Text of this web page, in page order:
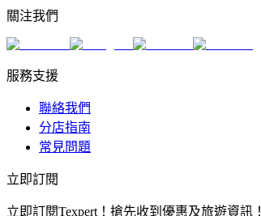
關注我們
服務支援
聯絡我們
分店指南
常見問題
立即訂閱
立即訂閱Texpert！搶先收到優惠及旅遊資訊！